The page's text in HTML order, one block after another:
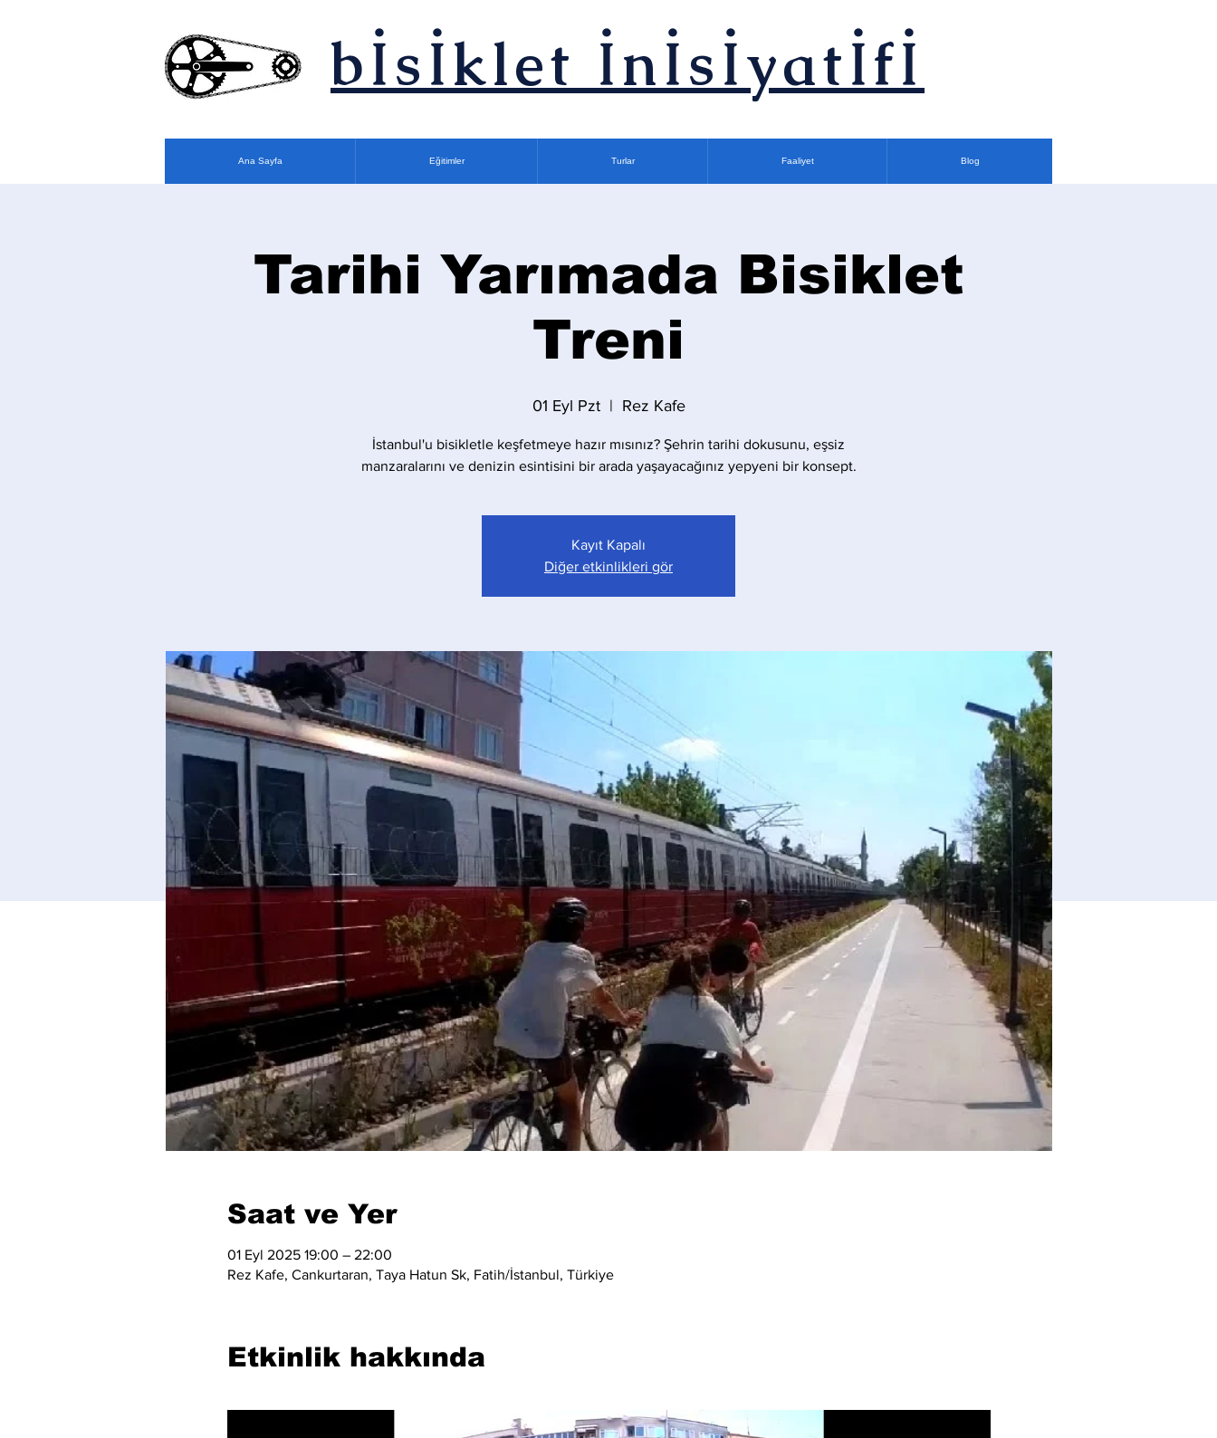
bİsİklet İnİsİyatİfİ
Ana Sayfa Eğitimler Turlar Faaliyet Blog
Tarihi Yarımada Bisiklet
Treni
01 Eyl Pzt
  |
Rez Kafe
İstanbul'u bisikletle keşfetmeye hazır mısınız? Şehrin tarihi dokusunu, eşsiz
manzaralarını ve denizin esintisini bir arada yaşayacağınız yepyeni bir konsept.
Kayıt Kapalı
Diğer etkinlikleri gör
Saat ve Yer
01 Eyl 2025 19:00 – 22:00
Rez Kafe, Cankurtaran, Taya Hatun Sk, Fatih/İstanbul, Türkiye
Etkinlik hakkında